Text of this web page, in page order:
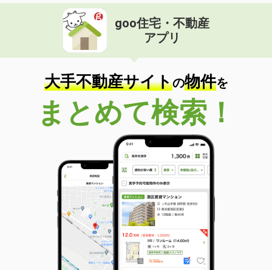
山梨県甲府市里吉１
価 格
住 所
山梨県甲府市里吉１
専有面積 34.88m²
間取り
1K
山梨県甲府市天神町
価 格
8.10万円
山梨県甲府市天神町
25.89m²
間取り
1K
山梨県甲府市中村町
価 格
6.40万円
住 所
山梨県甲府市中村町
専有面積 28.02m²
間取り
1K
goo住宅・不動産
アプリ
大手不動産サイトの物件を
まとめて検索！